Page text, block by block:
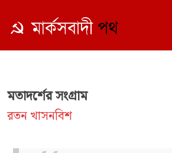
মতাদর্শের সংগ্রাম
রতন খাসনবিশ